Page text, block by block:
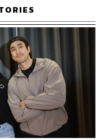
วีนทั้ง 4 คนของเวที
Thailand 2017,
Thailand 2021, แนท-
Thailand 2015 และ
2020 มาร่วมงาน